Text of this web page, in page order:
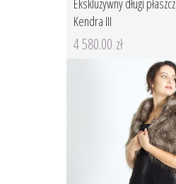
Ekskluzywny długi płaszcz
Kendra III
4 580.00 zł